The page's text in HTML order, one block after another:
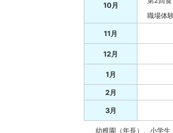
10月
職場体
11月
12月
1月
2月
3月
幼稚園（年長）、小学生